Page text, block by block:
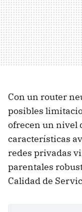
Con un router
posibles
ofrecen un nivel
características
redes privadas
parentales
Calidad de